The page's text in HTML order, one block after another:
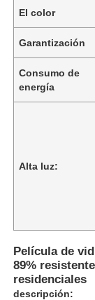
Productos
El color
Garantización
Consumo de
energía
Alta luz:
Película de
89%
residenciales
descripción: